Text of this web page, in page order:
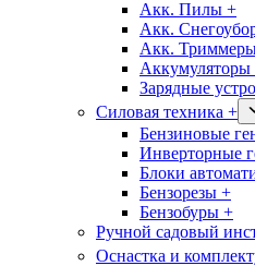
Акк. Пилы +
Акк.
Акк.
Аккумуляторы
Зарядные
Силовая техника +
Бензиновые
Инверторные
Блоки
Бензорезы +
Бензобуры +
Ручной садовый
Оснастка и